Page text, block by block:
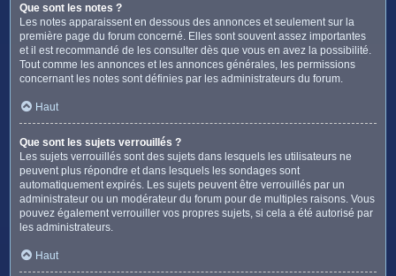
Que sont les notes ?
Les notes apparaissent en dessous des annonces et seulement sur la
première page du forum concerné. Elles sont souvent assez importantes
et il est recommandé de les consulter dès que vous en avez la possibilité.
Tout comme les annonces et les annonces générales, les permissions
concernant les notes sont définies par les administrateurs du forum.
Haut
Que sont les sujets verrouillés ?
Les sujets verrouillés sont des sujets dans lesquels les utilisateurs ne
peuvent plus répondre et dans lesquels les sondages sont
automatiquement expirés. Les sujets peuvent être verrouillés par un
administrateur ou un modérateur du forum pour de multiples raisons. Vous
pouvez également verrouiller vos propres sujets, si cela a été autorisé par
les administrateurs.
Haut